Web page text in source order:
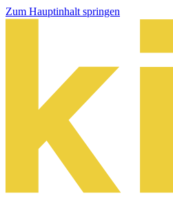
Zum Hauptinhalt springen